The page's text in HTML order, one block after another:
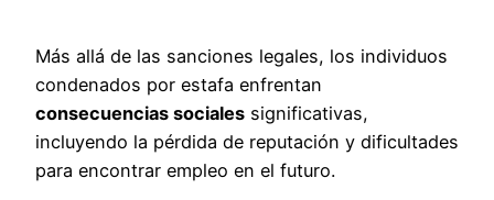
Más allá de las sanciones legales, los individuos
condenados por estafa enfrentan
consecuencias sociales significativas,
incluyendo la pérdida de reputación y dificultades
para encontrar empleo en el futuro.